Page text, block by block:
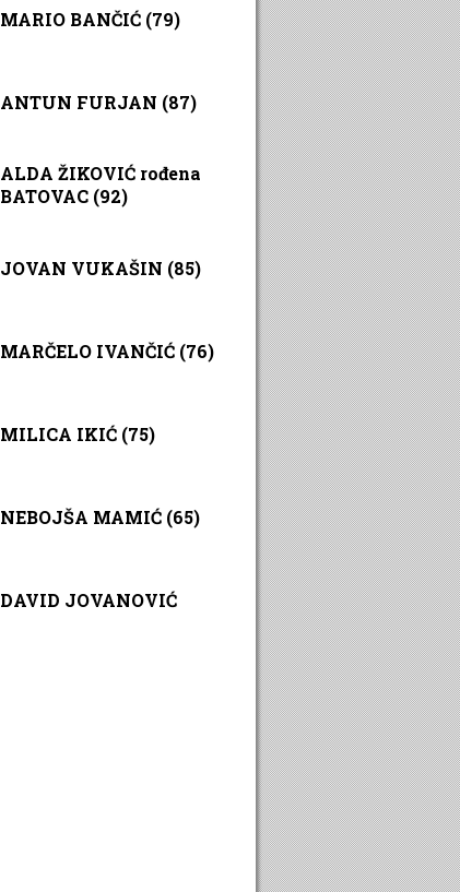
MARIO BANČIĆ (79)
ANTUN FURJAN (87)
ALDA ŽIKOVIĆ rođena
BATOVAC (92)
JOVAN VUKAŠIN (85)
MARČELO IVANČIĆ (76)
MILICA IKIĆ (75)
NEBOJŠA MAMIĆ (65)
DAVID JOVANOVIĆ